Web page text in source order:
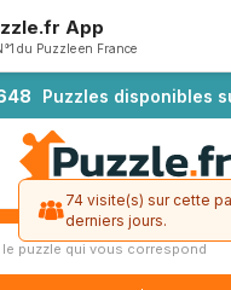
48 Puzzles disponibles
App
du Puzzle en France
74 visite(s) sur cette
derniers jours.